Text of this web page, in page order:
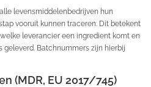
levensmiddelenbedrijven hun
vooruit kunnen traceren. Dit betekent
leverancier een ingredient komt en
Batchnummers zijn hierbij
(MDR, EU 2017/745)